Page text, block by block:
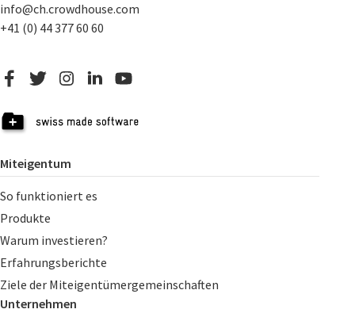
info@ch.crowdhouse.com
+41 (0) 44 377 60 60
Miteigentum
So funktioniert es
Produkte
Warum investieren?
Erfahrungsberichte
Ziele der Miteigentümergemeinschaften
Unternehmen